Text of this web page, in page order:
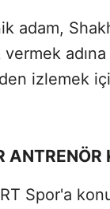
adam,
izlemek
Spor'a